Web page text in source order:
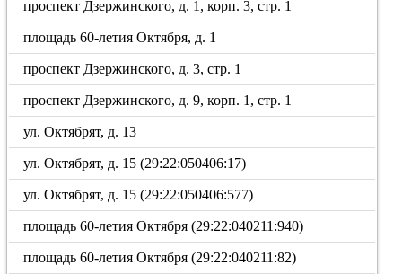
проспект Дзержинского, д. 1, корп. 3, стр. 1
площадь 60-летия Октября, д. 1
проспект Дзержинского, д. 3, стр. 1
проспект Дзержинского, д. 9, корп. 1, стр. 1
ул. Октябрят, д. 13
ул. Октябрят, д. 15 (29:22:050406:17)
ул. Октябрят, д. 15 (29:22:050406:577)
площадь 60-летия Октября (29:22:040211:940)
площадь 60-летия Октября (29:22:040211:82)